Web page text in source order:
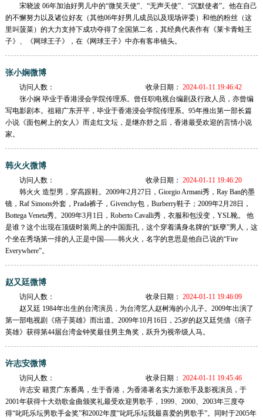
宋晓波 06年加油好男儿中的“微笑天使”、“无声天使”、“沉默使者”。他在自己
的不懈努力以及诸位好友（其他06年好男儿成员以及现场评委）和他的粉丝（这
里叫菠菜）的大力支持下成功夺得了全国第二名，其经典代表作有《莱卡青蛙王
子》、《网球王子》，在《网球王子》中亦有客串镜头。
张小娴微博
访问人数： 收录日期： 2024-01-11 19:46:42
张小娴 毕业于香港浸会学院传理系。曾任职电视台编剧及行政人员，亦曾编
写电影剧本。祖籍广东开平，毕业于香港浸会学院传理系。95年推出第一部长篇
小说《面包树上的女人》而走红文坛，是继亦舒之后，香港最受欢迎的言情小说
家。
韩火火微博
访问人数： 收录日期： 2024-01-11 19:46:20
韩火火 造型男，穿高跟鞋。2009年2月27日，Giorgio Armani秀，Ray Ban的墨
镜，Raf Simons外套，Prada裤子，Givenchy包，Burberry鞋子；2009年2月28日，
Bottega Veneta秀。2009年3月1日，Roberto Cavalli秀，衣服和包没变，YSL靴。 他
是谁？这个出现在顶级时装周上的中国面孔，这个穿着满身名牌的“妖孽”男人，这
个坐在秀场第一排的人正是中国——韩火火，名字的意思是他自己说的“Fire
Everywhere”。
赵又廷微博
访问人数： 收录日期： 2024-01-11 19:46:09
赵又廷 1984年出生的台湾演员，为台湾艺人赵树海的小儿子。2009年出演了
第一部电视剧《痞子英雄》而出道。2009年10月16日，25岁的赵又廷凭借《痞子
英雄》获得第44届台湾金钟奖最佳男主角奖，跃升为视帝级人马。
许志安微博
访问人数： 收录日期： 2024-01-11 19:45:46
许志安 籍贯广东番禺，生于香港，为香港著名实力派歌手及影视演员，于
2001年获得十大劲歌金曲颁奖礼最受欢迎男歌手，1999、2000、2003年三度夺
得“叱吒乐坛男歌手金奖”和2002年度“叱吒乐坛我最喜爱的男歌手”。同时于2005年